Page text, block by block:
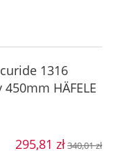
1316
HÄFELE
295,81 zł340,01 zł